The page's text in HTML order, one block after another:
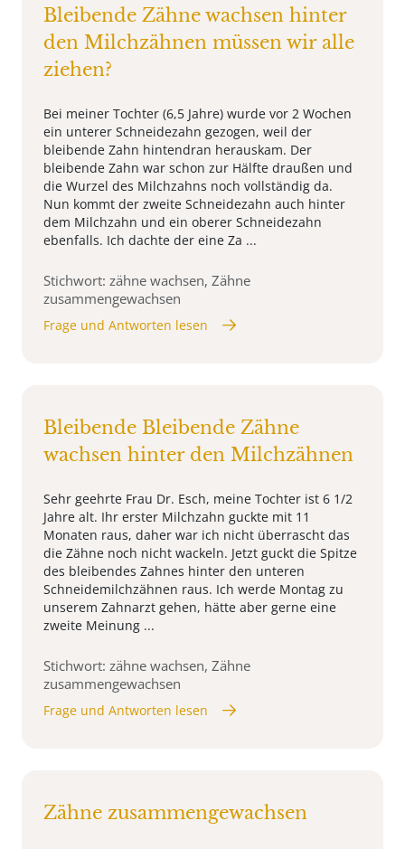
Bleibende Zähne wachsen hinter
den Milchzähnen müssen wir alle
ziehen?
Bei meiner Tochter (6,5 Jahre) wurde vor 2 Wochen
ein unterer Schneidezahn gezogen, weil der
bleibende Zahn hintendran herauskam. Der
bleibende Zahn war schon zur Hälfte draußen und
die Wurzel des Milchzahns noch vollständig da.
Nun kommt der zweite Schneidezahn auch hinter
dem Milchzahn und ein oberer Schneidezahn
ebenfalls. Ich dachte der eine Za ...
Stichwort: zähne wachsen, Zähne
zusammengewachsen
Frage und Antworten lesen
Bleibende Bleibende Zähne
wachsen hinter den Milchzähnen
Sehr geehrte Frau Dr. Esch, meine Tochter ist 6 1/2
Jahre alt. Ihr erster Milchzahn guckte mit 11
Monaten raus, daher war ich nicht überrascht das
die Zähne noch nicht wackeln. Jetzt guckt die Spitze
des bleibendes Zahnes hinter den unteren
Schneidemilchzähnen raus. Ich werde Montag zu
unserem Zahnarzt gehen, hätte aber gerne eine
zweite Meinung ...
Stichwort: zähne wachsen, Zähne
zusammengewachsen
Frage und Antworten lesen
Zähne zusammengewachsen